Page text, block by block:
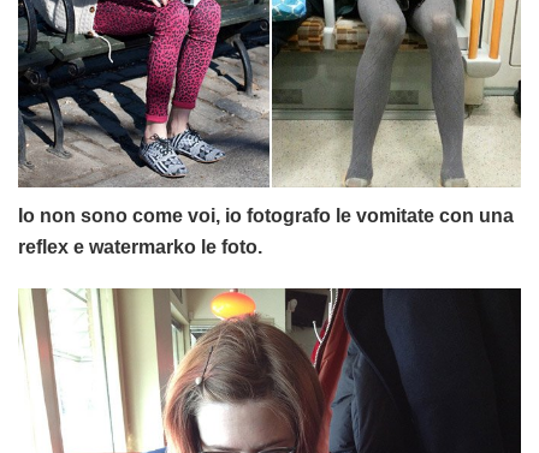
Io non sono come voi, io fotografo le vomitate con una
reflex e watermarko le foto.